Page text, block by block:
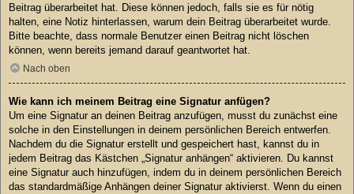
Beitrag überarbeitet hat. Diese können jedoch, falls sie es für nötig
halten, eine Notiz hinterlassen, warum dein Beitrag überarbeitet wurde.
Bitte beachte, dass normale Benutzer einen Beitrag nicht löschen
können, wenn bereits jemand darauf geantwortet hat.
Nach oben
Wie kann ich meinem Beitrag eine Signatur anfügen?
Um eine Signatur an deinen Beitrag anzufügen, musst du zunächst eine
solche in den Einstellungen in deinem persönlichen Bereich entwerfen.
Nachdem du die Signatur erstellt und gespeichert hast, kannst du in
jedem Beitrag das Kästchen „Signatur anhängen“ aktivieren. Du kannst
eine Signatur auch hinzufügen, indem du in deinem persönlichen Bereich
das standardmäßige Anhängen deiner Signatur aktivierst. Wenn du einen